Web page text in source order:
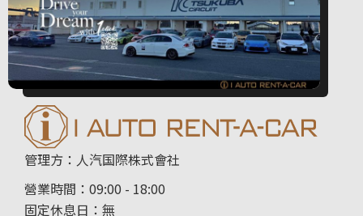
管理方：人汽国際株式會社
營業時間：09:00 - 18:00
固定休息日：無